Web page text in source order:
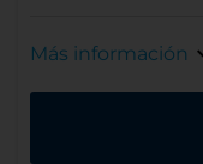
Más información